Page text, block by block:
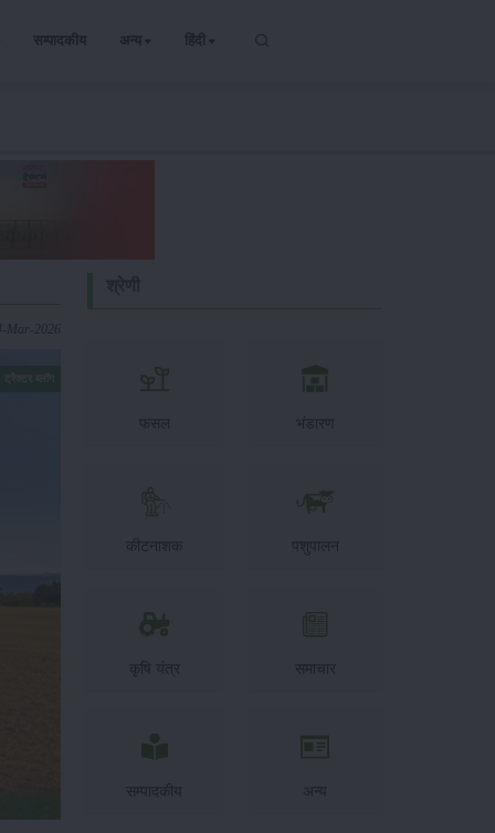
सम्पादकीय अन्य हिंदी
Mar-2026
फसल भंडारण
कीटनाशक पशुपालन
कृषि यंत्र समाचार
सम्पादकीय अन्य